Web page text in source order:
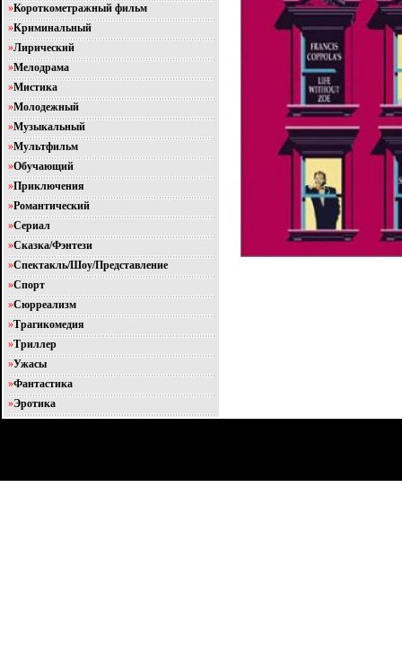
»Короткометражный фильм
»Криминальный
»Лирический
»Мелодрама
»Мистика
»Молодежный
»Музыкальный
»Мультфильм
»Обучающий
»Приключения
»Романтический
»Сериал
»Сказка/Фэнтези
»Спектакль/Шоу/Представление
»Спорт
»Сюрреализм
»Трагикомедия
»Триллер
»Ужасы
»Фантастика
»Эротика